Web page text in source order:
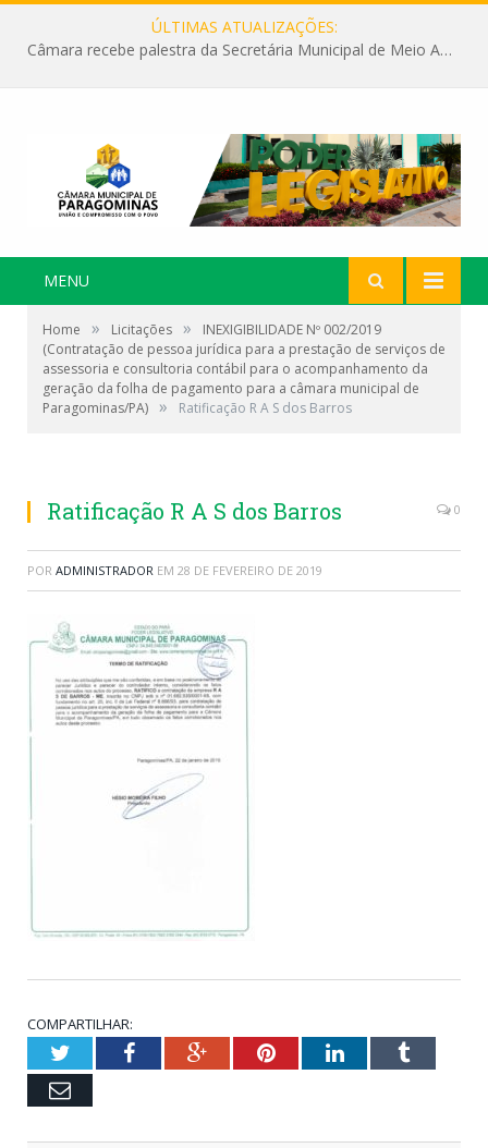
ÚLTIMAS ATUALIZAÇÕES:
Câmara recebe palestra da Secretária Municipal de Meio Ambiente sobre as ações da “SEMANA DO MEIO AMBIENTE”
MENU
Home » Licitações »
INEXIGIBILIDADE Nº 002/2019
(Contratação de pessoa jurídica para a prestação de serviços de
assessoria e consultoria contábil para o acompanhamento da
geração da folha de pagamento para a câmara municipal de
Paragominas/PA) » Ratificação R A S dos Barros
Ratificação R A S dos Barros 0
POR ADMINISTRADOR EM 28 DE FEVEREIRO DE 2019
COMPARTILHAR:
TwitterFacebookGoogle+PinterestLinkedInTumblr
Email